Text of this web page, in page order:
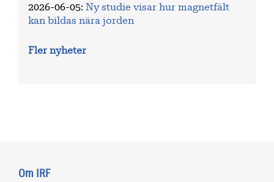
2026-06-05: Ny studie visar hur magnetfält
kan bildas nära jorden
Fler nyheter
Om IRF